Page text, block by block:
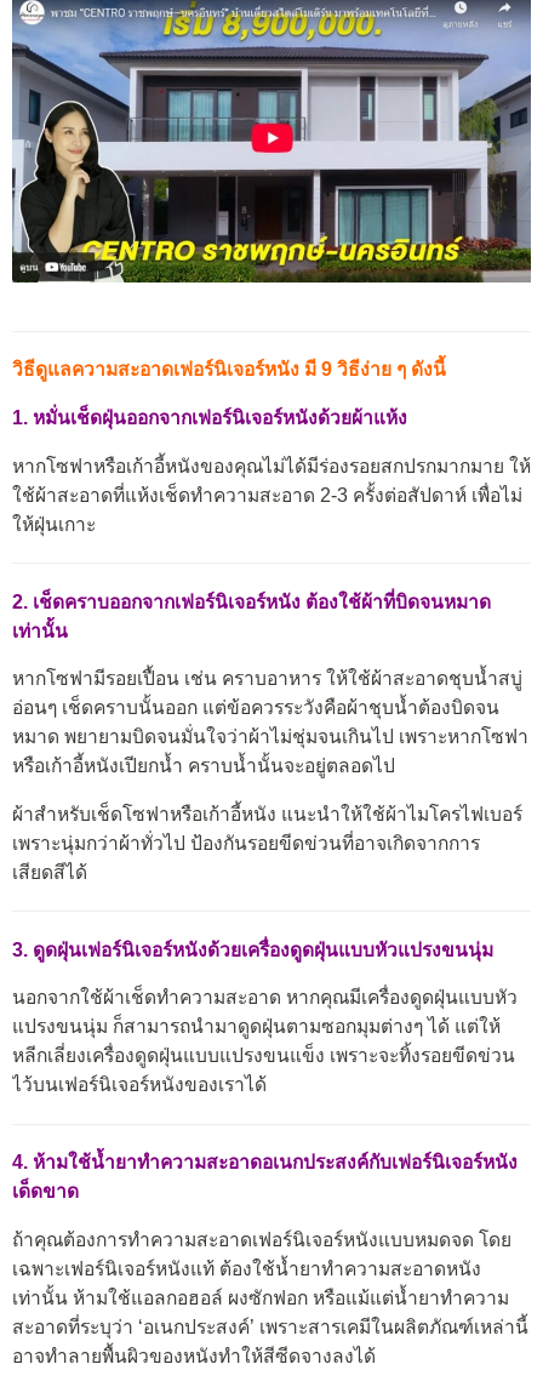
วิธีดูแลความสะอาดเฟอร์นิเจอร์หนัง มี 9 วิธีง่าย ๆ ดังนี้
1. หมั่นเช็ดฝุ่นออกจากเฟอร์นิเจอร์หนังด้วยผ้าแห้ง
หากโซฟาหรือเก้าอี้หนังของคุณไม่ได้มีร่องรอยสกปรกมากมาย ให้
ใช้ผ้าสะอาดที่แห้งเช็ดทำความสะอาด 2-3 ครั้งต่อสัปดาห์ เพื่อไม่
ให้ฝุ่นเกาะ
2. เช็ดคราบออกจากเฟอร์นิเจอร์หนัง ต้องใช้ผ้าที่บิดจนหมาด
เท่านั้น
หากโซฟามีรอยเปื้อน เช่น คราบอาหาร ให้ใช้ผ้าสะอาดชุบน้ำสบู่
อ่อนๆ เช็ดคราบนั้นออก แต่ข้อควรระวังคือผ้าชุบน้ำต้องบิดจน
หมาด พยายามบิดจนมั่นใจว่าผ้าไม่ชุ่มจนเกินไป เพราะหากโซฟา
หรือเก้าอี้หนังเปียกน้ำ คราบน้ำนั้นจะอยู่ตลอดไป
ผ้าสำหรับเช็ดโซฟาหรือเก้าอี้หนัง แนะนำให้ใช้ผ้าไมโครไฟเบอร์
เพราะนุ่มกว่าผ้าทั่วไป ป้องกันรอยขีดข่วนที่อาจเกิดจากการ
เสียดสีได้
3. ดูดฝุ่นเฟอร์นิเจอร์หนังด้วยเครื่องดูดฝุ่นแบบหัวแปรงขนนุ่ม
นอกจากใช้ผ้าเช็ดทำความสะอาด หากคุณมีเครื่องดูดฝุ่นแบบหัว
แปรงขนนุ่ม ก็สามารถนำมาดูดฝุ่นตามซอกมุมต่างๆ ได้ แต่ให้
หลีกเลี่ยงเครื่องดูดฝุ่นแบบแปรงขนแข็ง เพราะจะทิ้งรอยขีดข่วน
ไว้บนเฟอร์นิเจอร์หนังของเราได้
4. ห้ามใช้น้ำยาทำความสะอาดอเนกประสงค์กับเฟอร์นิเจอร์หนัง
เด็ดขาด
ถ้าคุณต้องการทำความสะอาดเฟอร์นิเจอร์หนังแบบหมดจด โดย
เฉพาะเฟอร์นิเจอร์หนังแท้ ต้องใช้น้ำยาทำความสะอาดหนัง
เท่านั้น ห้ามใช้แอลกอฮอล์ ผงซักฟอก หรือแม้แต่น้ำยาทำความ
สะอาดที่ระบุว่า ‘อเนกประสงค์’ เพราะสารเคมีในผลิตภัณฑ์เหล่านี้
อาจทำลายพื้นผิวของหนังทำให้สีซีดจางลงได้